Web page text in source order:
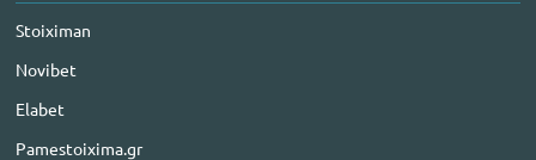
Stoiximan
Novibet
Elabet
Pamestoixima.gr